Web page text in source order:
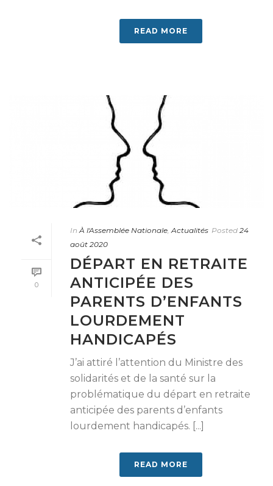
READ MORE
0
In À l'Assemblée Nationale Actualités Posted 24
août 2020
DÉPART EN RETRAITE
ANTICIPÉE DES
PARENTS D’ENFANTS
LOURDEMENT
HANDICAPÉS
J’ai attiré l’attention du Ministre des
solidarités et de la santé sur la
problématique du départ en retraite
anticipée des parents d’enfants
lourdement handicapés. [...]
READ MORE